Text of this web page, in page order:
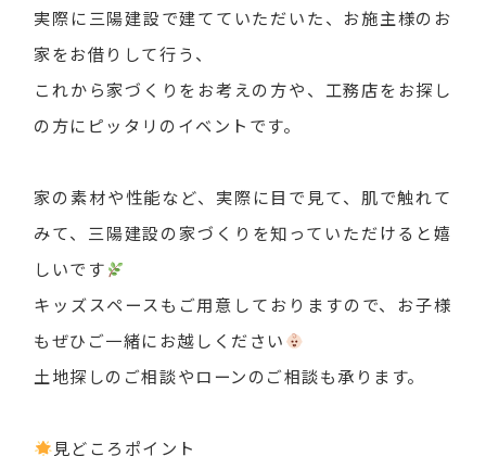
実際に三陽建設で建てていただいた、お施主様のお
家をお借りして行う、
これから家づくりをお考えの方や、工務店をお探し
の方にピッタリのイベントです。
家の素材や性能など、実際に目で見て、肌で触れて
みて、三陽建設の家づくりを知っていただけると嬉
しいです
キッズスペースもご用意しておりますので、お子様
もぜひご一緒にお越しください
土地探しのご相談やローンのご相談も承ります。
見どころポイント